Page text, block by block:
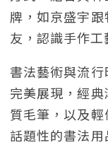
牌，如京盛宇
友，認識手作工
書法藝術與流行
完美展現，經
質毛筆，以及
話題性的書法